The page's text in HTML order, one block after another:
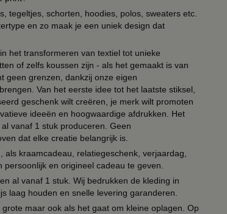
tegeltjes, schorten, hoodies, polos, sweaters etc.
en zo maak je een uniek design dat
het transformeren van textiel tot unieke
of zelfs koussen zijn - als het gemaakt is van
geen grenzen, dankzij onze eigen
Van het eerste idee tot het laatste stiksel,
geschenk wilt creëren, je merk wilt promoten
ideeën en hoogwaardige afdrukken. Het
vanaf 1 stuk produceren. Geen
dat elke creatie belangrijk is.
kraamcadeau, relatiegeschenk, verjaardag,
en origineel cadeau te geven.
al vanaf 1 stuk. Wij bedrukken de kleding in
laag houden en snelle levering garanderen.
maar ook als het gaat om kleine oplagen. Op